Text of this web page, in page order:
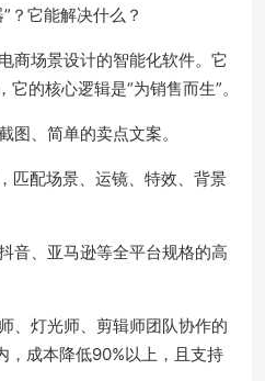
？它能解决什么？
商场景设计的智能化软件。它
的核心逻辑是“为销售而生”。
图、简单的卖点文案。
匹配场景、运镜、特效、背景
音、亚马逊等全平台规格的高
、灯光师、剪辑师团队协作的
成本降低90%以上，且支持